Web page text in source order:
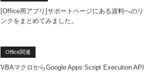
[Office用アプリ]サポートページにある資料へのリ
ンクをまとめてみました。
Office関連
VBAマクロからGoogle Apps Script Execution API